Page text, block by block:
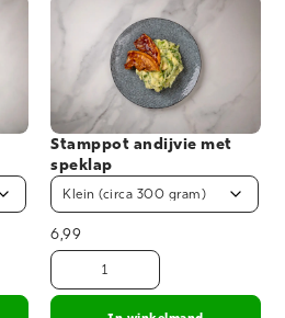
Stamppot andijvie met
speklap
6,99